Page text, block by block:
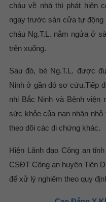
cháu về nhà thì phát hiện
ngay trước sàn cửa tự động
cháu Ng.T.L. nằm ngửa ở
trên xuống.
Sau đó, bé Ng.T.L. được
Ninh ở gần đó sơ cứu.Tiếp
nhi Bắc Ninh và Bệnh viện
sức khỏe của nạn nhân
theo dõi các di chứng khác.
Hiện Lãnh đạo Công an
CSĐT Công an huyện Tiên
để xử lý nghiêm theo quy